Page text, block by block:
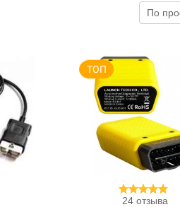
По
24 отзыва